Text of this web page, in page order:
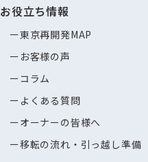
お役立ち情報
東京再開発MAP
お客様の声
コラム
よくある質問
オーナーの皆様へ
移転の流れ・引っ越し準備